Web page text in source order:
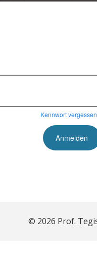
Kennwort
© 2026 Prof.